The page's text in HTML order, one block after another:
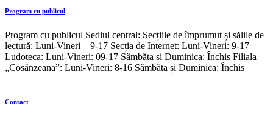
Program cu publicul
Program cu publicul Sediul central: Secțiile de împrumut și sălile de
lectură: Luni-Vineri – 9-17 Secția de Internet: Luni-Vineri: 9-17
Ludoteca: Luni-Vineri: 09-17 Sâmbăta și Duminica: Închis Filiala
„Cosânzeana”: Luni-Vineri: 8-16 Sâmbăta și Duminica: Închis
Contact